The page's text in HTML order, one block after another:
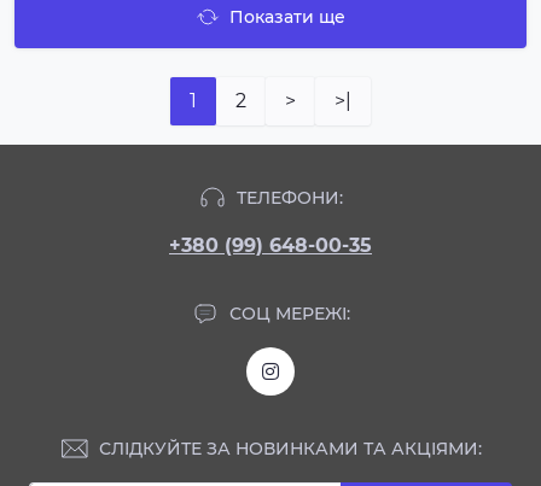
Показати ще
1 2 > >|
ТЕЛЕФОНИ:
+380 (99) 648-00-35
СОЦ МЕРЕЖІ:
СЛІДКУЙТЕ ЗА НОВИНКАМИ ТА АКЦІЯМИ: